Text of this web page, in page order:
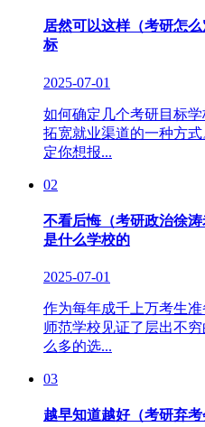
居然可以这样（考研怎
标
2025-07-01
如何确定几个考研目标学
拓宽就业渠道的一种方
定你想报...
02
不看后悔（考研政治徐
是什么学校的
2025-07-01
作为每年成千上万考生
师范学校见证了层出不
么多的选...
03
越早知道越好（考研弃